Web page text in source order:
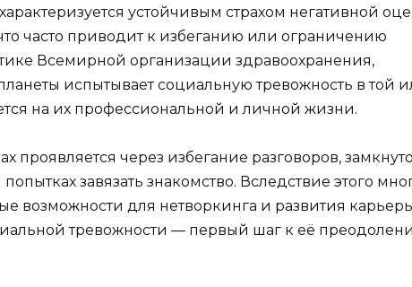
устойчивым страхом негативной
часто приводит к избеганию или ограничению
Всемирной организации здравоохранения,
испытывает социальную тревожность в той
на их профессиональной и личной жизни.
проявляется через избегание разговоров,
завязать знакомство. Вследствие этого
возможности для нетворкинга и развития
тревожности — первый шаг к её